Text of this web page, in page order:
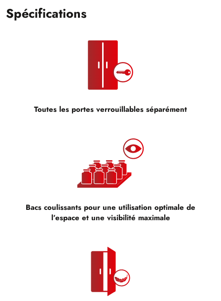
Spécifications
Toutes les portes verrouillables séparément
Bacs coulissants pour une utilisation optimale de
l’espace et une visibilité maximale